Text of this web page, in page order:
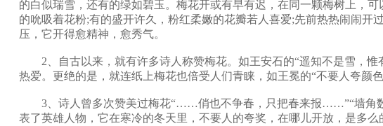
的白似瑞雪，还有的绿如碧玉。梅花开或有早有迟，在同一颗梅树上，
的吮吸着花粉;有的盛开许久，粉红柔嫩的花瓣若人喜爱;先前热热闹闹
压，它开得愈精神，愈秀气。
2、自古以来，就有许多诗人称赞梅花。如王安石的“遥知不是雪，惟
热爱。更绝的是，就连纸上梅花也倍受人们青睐，如王冕的“不要人夸颜
3、诗人曾多次赞美过梅花“……俏也不争春，只把春来报……”“墙角数
表了英雄人物，它在寒冷的冬天里，不要人的夸奖，在哪儿开放，是多么